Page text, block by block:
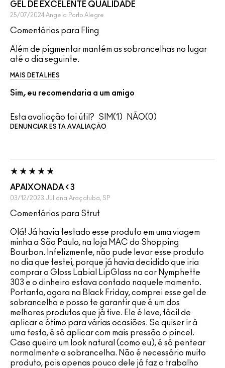
GEL DE EXCELENTE QUALIDADE
25/07/2024 Angela Porto Alegre
Comentários para Fling
Além de pigmentar mantém as sobrancelhas no lugar
até o dia seguinte.
MAIS DETALHES
Sim, eu recomendaria a um amigo
Esta avaliação foi útil? 1 0
DENUNCIAR ESTA AVALIAÇÃO
APAIXONADA < 3
03/12/2023 Juliana Araçatuba, SP
Comentários para Strut
Olá! Já havia testado esse produto em uma viagem
minha a São Paulo, na loja MAC do Shopping
Bourbon. Infelizmente, não pude levar esse produto
no dia que testei, porque já havia decidido que iria
comprar o Gloss Labial LipGlass na cor Nymphette
303 e o dinheiro estava contado naquele momento.
Portanto, agora na Black Friday, comprei esse gel de
sobrancelha e posso te garantir que é um dos
melhores produtos que já tive. Ele é leve, fácil de
aplicar e ótimo para várias ocasiões. Se quiser ir à
uma festa, é só aplicar com mais pressão o pincel.
Caso queira um look natural (como eu), é só pentear
normalmente a sobrancelha. Não é necessário muito
produto, pois apenas pouco dele já faz o trabalho